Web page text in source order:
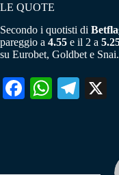
LE QUOTE
Secondo i quotisti di
pareggio a 4.55 e il 2 a
su Eurobet, Goldbet e Snai.
Fa W
Te